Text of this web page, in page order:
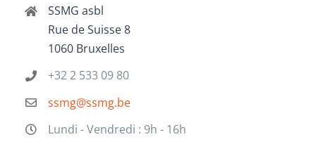
SSMG asbl
Rue de Suisse 8
1060 Bruxelles
+32 2 533 09 80
ssmg@ssmg.be
Lundi - Vendredi : 9h - 16h